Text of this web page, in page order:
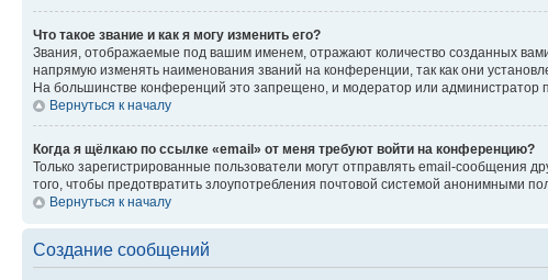
Что такое звание и как я могу изменить его?
Звания, отображаемые под вашим именем, отражают количество созданных
напрямую изменять наименования званий на конференции, так как они
На большинстве конференций это запрещено, и модератор или администратор
Вернуться к началу
Когда я щёлкаю по ссылке «email» от меня требуют войти на конференцию?
Только зарегистрированные пользователи могут отправлять email-сообщения
того, чтобы предотвратить злоупотребления почтовой системой анонимными
Вернуться к началу
Создание сообщений